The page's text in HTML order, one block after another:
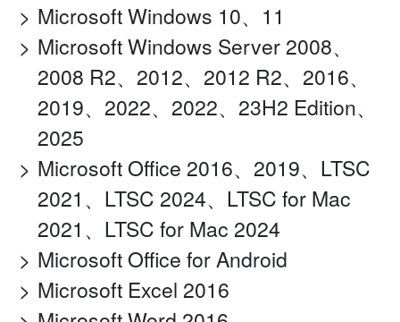
Microsoft Windows 10、11
Microsoft Windows Server 2008、
2008 R2、2012、2012 R2、2016、
2019、2022、2022、23H2 Edition、
2025
Microsoft Office 2016、2019、LTSC
2021、LTSC 2024、LTSC for Mac
2021、LTSC for Mac 2024
Microsoft Office for Android
Microsoft Excel 2016